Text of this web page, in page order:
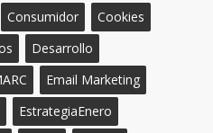
Consumidor
Cookies
Desarrollo
Email Marketing
EstrategiaEnero